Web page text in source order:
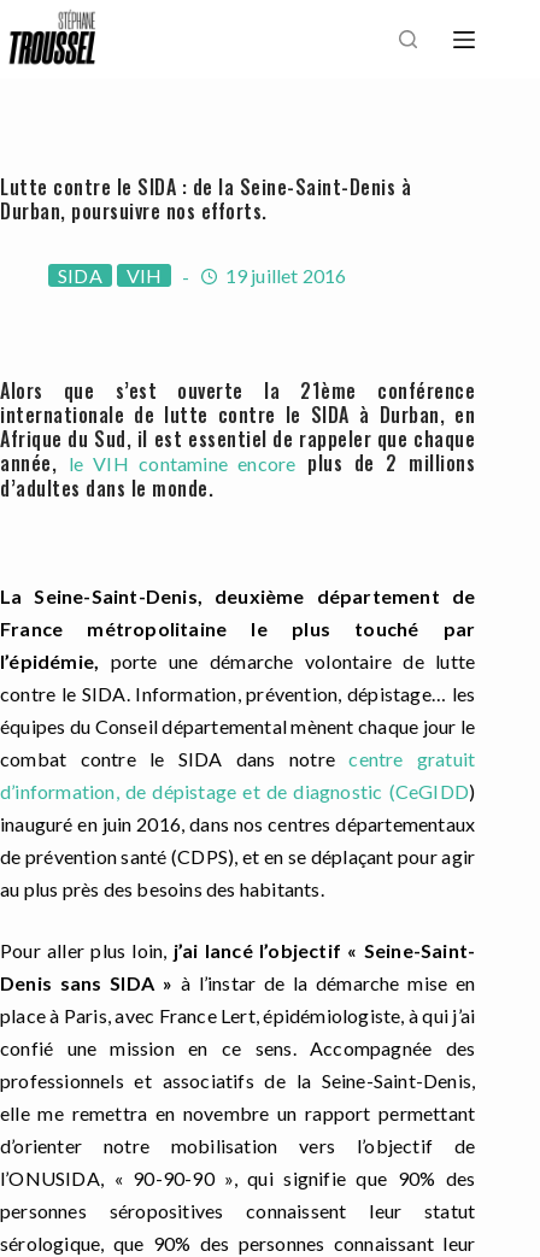
au
Lutte contre le SIDA : de la Seine-Saint-Denis à
Durban, poursuivre nos efforts.
SIDA VIH 19 juillet 2016
Alors que s’est ouverte la 21ème conférence
internationale de lutte contre le SIDA à Durban, en
Afrique du Sud, il est essentiel de rappeler que chaque
année, le VIH contamine encore plus de 2 millions
d’adultes dans le monde.
La Seine-Saint-Denis, deuxième département de
France métropolitaine le plus touché par
l’épidémie, porte une démarche volontaire de lutte
contre le SIDA. Information, prévention, dépistage… les
équipes du Conseil départemental mènent chaque jour le
combat contre le SIDA dans notre centre gratuit
d’information, de dépistage et de diagnostic (CeGIDD)
inauguré en juin 2016, dans nos centres départementaux
de prévention santé (CDPS), et en se déplaçant pour agir
au plus près des besoins des habitants.
Pour aller plus loin, j’ai lancé l’objectif « Seine-Saint-
Denis sans SIDA » à l’instar de la démarche mise en
place à Paris, avec France Lert, épidémiologiste, à qui j’ai
confié une mission en ce sens. Accompagnée des
professionnels et associatifs de la Seine-Saint-Denis,
elle me remettra en novembre un rapport permettant
d’orienter notre mobilisation vers l’objectif de
l’ONUSIDA, « 90-90-90 », qui signifie que 90% des
personnes séropositives connaissent leur statut
sérologique, que 90% des personnes connaissant leur